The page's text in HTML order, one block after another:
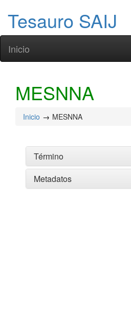
Tesauro SAIJ
Inicio
MESNNA
Inicio MESNNA
Término
Metadatos